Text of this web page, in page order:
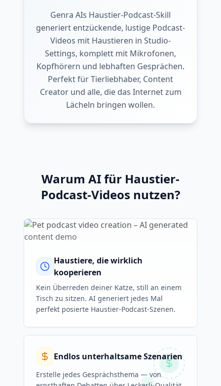
Genra AIs Haustier-Podcast-Skill
generiert entzückende, lustige Podcast-
Videos mit Haustieren in Studio-
Settings, komplett mit Mikrofonen,
Kopfhörern und lebhaften Gesprächen.
Perfekt für Tierliebhaber, Content
Creator und alle, die das Internet zum
Lächeln bringen wollen.
Warum AI für Haustier-
Podcast-Videos nutzen?
Haustiere, die wirklich
kooperieren
Kein Überreden deiner Katze, still an einem
Tisch zu sitzen. AI generiert jedes Mal
perfekt posierte Haustier-Podcast-Szenen.
Endlos unterhaltsame Szenarien
Erstelle jedes Gesprächsthema — von